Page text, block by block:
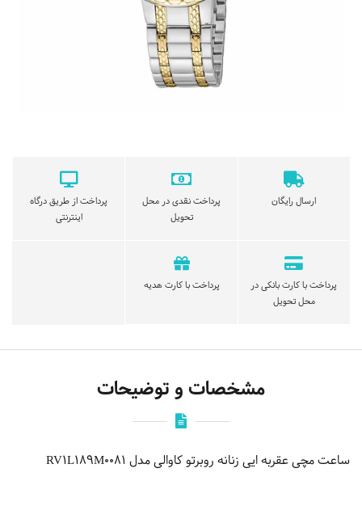
ارسال رایگان
پرداخت نقدی در محل
تحویل
پرداخت از طریق درگاه
اینترنتی
پرداخت با کارت بانکی در
محل تحویل
پرداخت با کارت هدیه
مشخصات و توضیحات
ساعت مچی عقربه ایی زنانه روبرتو کاوالی مدل RV1L189M0081